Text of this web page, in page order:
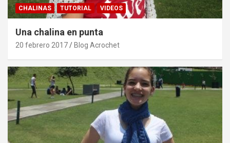
CHALINAS TUTORIAL VIDEOS
Una chalina en punta
20 febrero 2017 Blog Acrochet